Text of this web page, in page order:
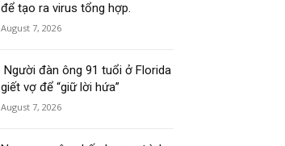
để tạo ra virus tổng hợp.
August 7, 2026
Người đàn ông 91 tuổi ở Florida
giết vợ để “giữ lời hứa”
August 7, 2026